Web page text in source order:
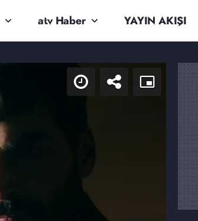
atv Haber YAYIN AKIŞI